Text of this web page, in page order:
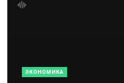
ЭКОНОМИКА